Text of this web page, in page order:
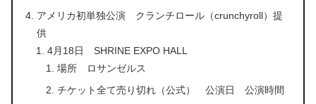
アメリカ初単独公演 クランチロール（crunchyroll）提
供
4月18日 SHRINE EXPO HALL
場所 ロサンゼルス
チケット全て売り切れ（公式） 公演日 公演時間